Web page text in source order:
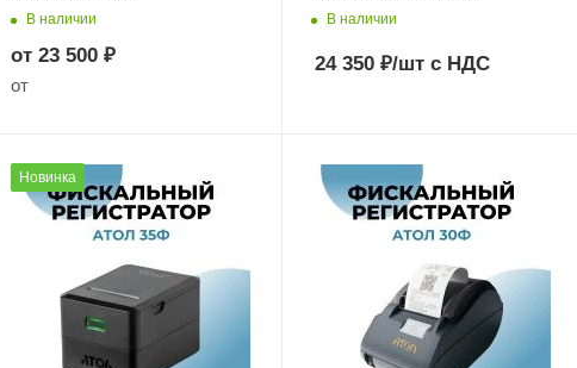
В наличии
от 23 500 ₽
от
В наличии
24 350₽/штс НДС
Новинка